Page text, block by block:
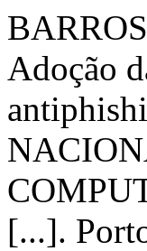
Adoção
[...].